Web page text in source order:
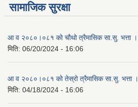
सामाजिक सुरक्षा
आ व २०८०।०८१ को चौथो त्रैमासिक सा.सु. भत्ता ।
मिति: 06/20/2024 - 16:06
आ व २०८०।०८१ को तेस्रो त्रैमासिक सा.सु. भत्ता ।
मिति: 04/18/2024 - 16:06